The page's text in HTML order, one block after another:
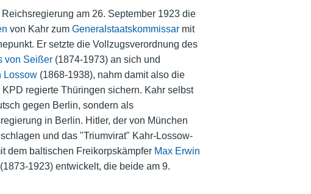
am 26. September 1923 die
von Kahr zum Generalstaatskommissarmit
Er setzte die Vollzugsverordnung des
von Seißer(1874-1973) an sich und
Lossow(1868-1938), nahm damit also die
regierte Thüringen sichern. Kahr selbst
gegen Berlin, sondern als
in Berlin. Hitler, der von München
und das "Triumvirat" Kahr-Lossow-
dem baltischen Freikorpskämpfer Max Erwin
(1873-1923) entwickelt, die beide am 9.